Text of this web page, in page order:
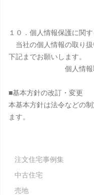
１０．個人情報保護に関
当社の個人情報の取り
下記までお願いします。
個人情報取扱相
電話番号
■基本方針の改訂・変更
本基本方針は法令などの
ます。
注文住宅事例集
中古住宅
売地